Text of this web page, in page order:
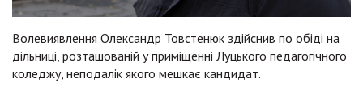
Волевиявлення Олександр Товстенюк здійснив по обіді на
дільниці, розташованій у приміщенні Луцького педагогічного
коледжу, неподалік якого мешкає кандидат.